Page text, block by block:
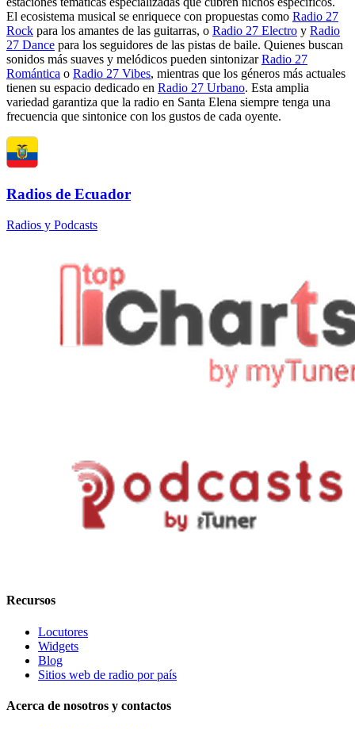
El ecosistema musical se enriquece con propuestas como Radio 27
Rock para los amantes de las guitarras, o Radio 27 Electro y Radio
27 Dance para los seguidores de las pistas de baile. Quienes buscan
sonidos más suaves y melódicos pueden sintonizarRadio 27
Romántica o Radio 27 Vibes, mientras que los géneros más actuales
tienen su espacio dedicado en Radio 27 Urbano. Esta amplia
variedad garantiza que la radio en Santa Elena siempre tenga una
frecuencia que sintonice con los gustos de cada oyente.
Radios de Ecuador
Radios y Podcasts
Recursos
Locutores
Widgets
Blog
Sitios web de radio por país
Acerca de nosotros y contactos